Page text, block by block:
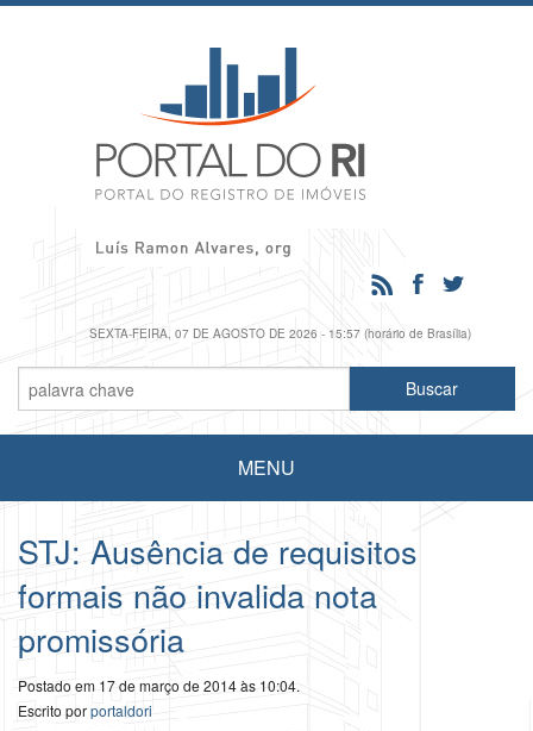
SEXTA-FEIRA, 07 DE AGOSTO DE 2026 - 15:57 (horário de Brasília)
MENU
STJ: Ausência de requisitos
formais não invalida nota
promissória
Postado em 17 de março de 2014 às 10:04.
Escrito porportaldori